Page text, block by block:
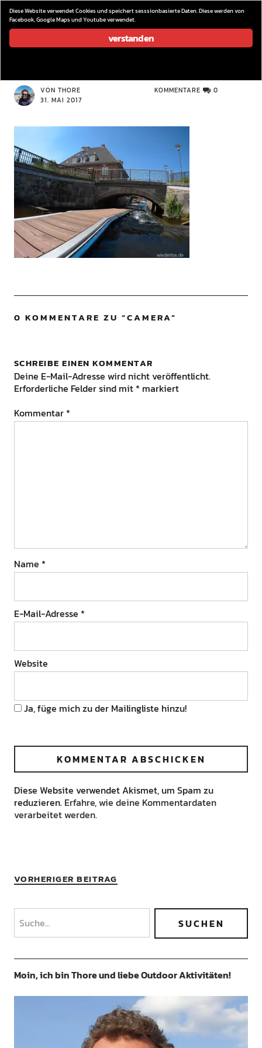
wieder los…
VON THORE
31. MAI 2017
KOMMENTARE 0
0 KOMMENTARE ZU “CAMERA”
SCHREIBE EINEN KOMMENTAR
Deine E-Mail-Adresse wird nicht veröffentlicht.
Erforderliche Felder sind mit * markiert
Kommentar *
Name *
E-Mail-Adresse *
Website
Ja, füge mich zu der Mailingliste hinzu!
Diese Website verwendet Akismet, um Spam zu
reduzieren. Erfahre, wie deine Kommentardaten
verarbeitet werden.
VORHERIGER BEITRAG
Moin, ich bin Thore und liebe Outdoor Aktivitäten!
Diese Website verwendet Cookies und speichert sesssionbasierte Daten. Diese werden von
Facebook, Google Maps und Youtube verwendet.
verstanden